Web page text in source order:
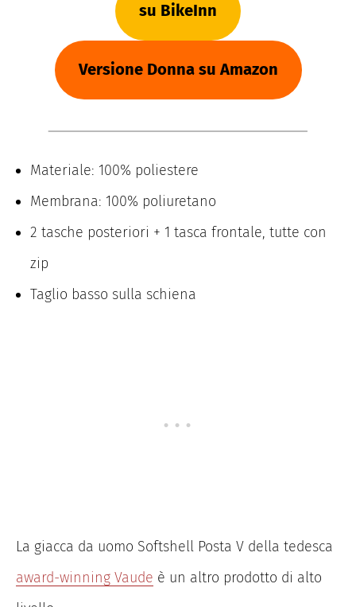
su BikeInn
Versione Donna su Amazon
Materiale: 100% poliestere
Membrana: 100% poliuretano
2 tasche posteriori + 1 tasca frontale, tutte con
zip
Taglio basso sulla schiena
La giacca da uomo Softshell Posta V della tedesca
award-winning Vaude è un altro prodotto di alto